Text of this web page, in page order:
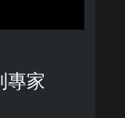
專家